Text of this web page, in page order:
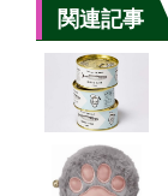
関連記事